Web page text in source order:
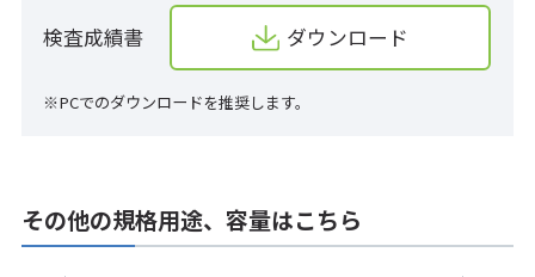
検査成績書 ダウンロード
※PCでのダウンロードを推奨します。
その他の規格用途、容量はこちら